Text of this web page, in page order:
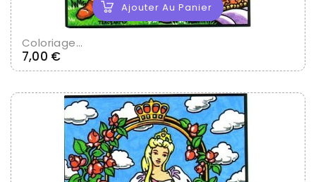
Ajouter Au Panier
Coloriage...
7,00 €Prix